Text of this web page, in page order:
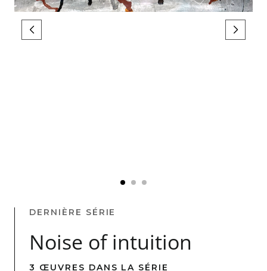
DERNIÈRE SÉRIE
Noise of intuition
3 ŒUVRES DANS LA SÉRIE